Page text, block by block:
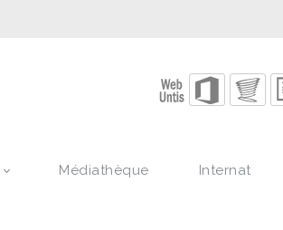
Médiathèque Internat